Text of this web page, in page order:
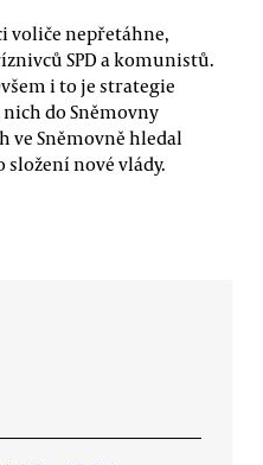
voliče nepřetáhne,
SPD a komunistů.
i to je strategie
do Sněmovny
ve Sněmovně hledal
nové vlády.